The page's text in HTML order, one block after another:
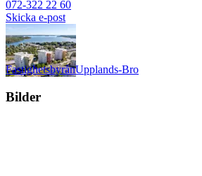
072-322 22 60
Skicka e-post
FastighetsbyrånUpplands-Bro
Bilder